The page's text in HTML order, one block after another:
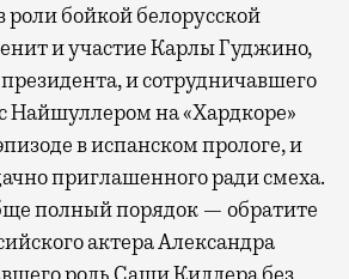
роли бойкой белорусской
и участие Карлы Гуджино,
и сотрудничавшего
Найшуллером на «Хардкоре»
в испанском прологе, и
приглашенного ради смеха.
полный порядок — обратите
актера Александра